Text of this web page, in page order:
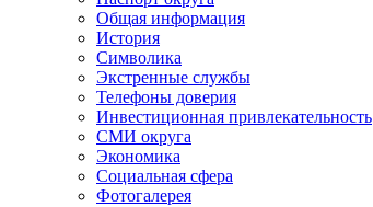
Общая информация
История
Символика
Экстренные службы
Телефоны доверия
Инвестиционная привлекательность
СМИ округа
Экономика
Социальная сфера
Фотогалерея